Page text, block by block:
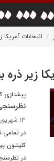
انتخابات
زیر
پیشتازی
۱۳ شهریور ۱۳۹۵
در نظرسنجی